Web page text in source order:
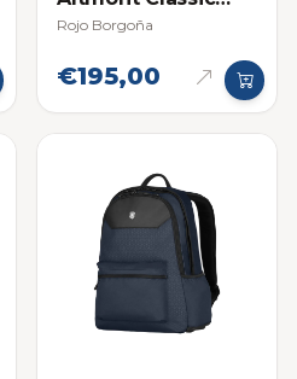
Deluxe
Rojo Borgoña
€195,00